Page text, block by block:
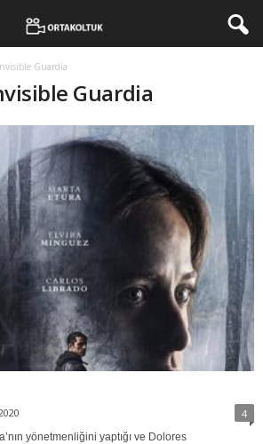
Guardia
Guardia
4
yönetmenliğini yaptığı ve Dolores